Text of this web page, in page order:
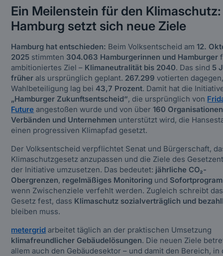
Ein Meilenstein für den Klimaschutz:
Hamburg setzt sich neue Ziele
Hamburg hat entschieden: Beim Volksentscheid am12.
2025 stimmten 304.063 Hamburgerinnen und Hamburger
ambitioniertes Ziel – Klimaneutralität bis 2040. Das sind 5
früherals ursprünglich geplant. 267.299 votierten
Wahlbeteiligung lag bei 43,7 Prozent. Damit hat die
„Hamburger Zukunftsentscheid“, die ursprünglich von
Future angestoßen wurde und von über160
Verbänden und Unternehmen unterstützt wird, die
einen progressiven Klimapfad gesetzt.
Der Volksentscheid verpflichtet Senat und Bürgerschaft,
Klimaschutzgesetz anzupassen und die Ziele des
der Initiative umzusetzen. Das bedeutet: jährliche CO₂-
Obergrenzen, regelmäßiges Monitoring und
wenn Zwischenziele verfehlt werden. Zugleich schreibt
Gesetz fest, dass Klimaschutz sozialverträglich und
bleiben muss.
metergrid arbeitet täglich an der praktischen Umsetzung
klimafreundlicher Gebäudelösungen. Die neuen Ziele
allem auch den Gebäudesektor – und damit den Bereich, in
Heading 5
Heading 6